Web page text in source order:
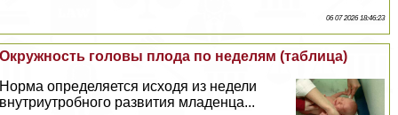
06 07 2026 18:46:23
Окружность головы плода по неделям (таблица)
Норма определяется исходя из недели
внутриутробного развития младенца...